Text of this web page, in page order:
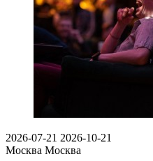
2026-07-21 2026-10-21
Москва Москва